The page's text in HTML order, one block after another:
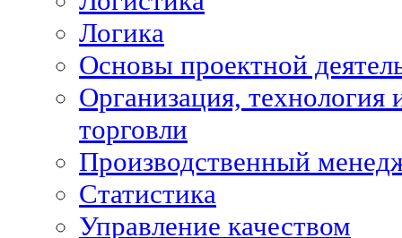
Логика
Основы проектной
Организация, технология
торговли
Производственный
Статистика
Управление качеством